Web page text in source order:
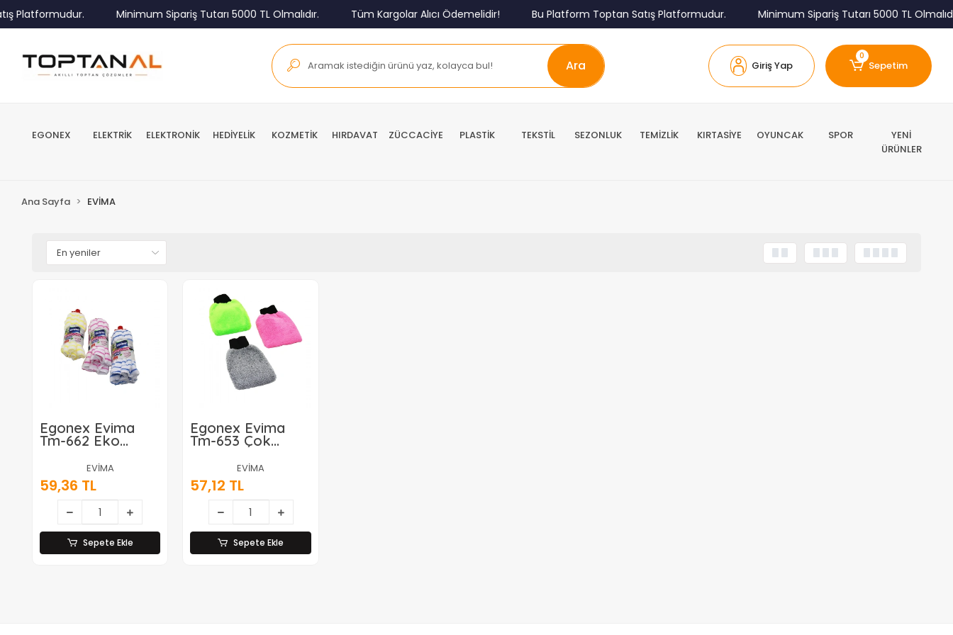
Platformudur. Minimum Sipariş Tutarı 5000 TL Olmalıdır. Tüm Kargolar Alıcı Ödemelidir! Bu Platform Toptan Satış Platformudur. Minimum Sipariş Tutarı 5000 TL
Ara Giriş Yap
0
Sepetim
EGONEX ELEKTRİK ELEKTRONİK HEDİYELİK KOZMETİK HIRDAVAT ZÜCCACİYE PLASTİK TEKSTİL SEZONLUK TEMİZLİK KIRTASİYE OYUNCAK SPOR
YENİ
ÜRÜNLER
Ana Sayfa EVİMA
Egonex Evima
Tm-662 Eko
Havlu Mop
)*100=k
EVİMA
59,36 TL
Sepete Ekle
Egonex Evima
Tm-653 Çok
& Yıkama (
Eldiven ) ( Renkli
Havlu Bez )*120
EVİMA
57,12 TL
Sepete Ekle